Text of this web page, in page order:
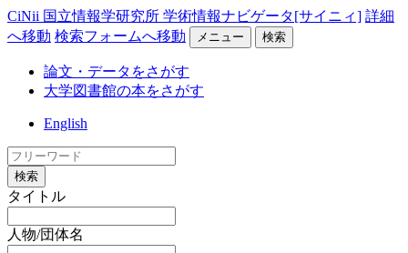
CiNii 国立情報学研究所 学術情報ナビゲータ[サイニィ] 詳細
へ移動 検索フォームへ移動 メニュー 検索
論文・データをさがす
大学図書館の本をさがす
English
検索
タイトル
人物/団体名